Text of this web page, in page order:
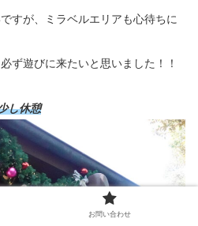
すが、ミラベルエリアも心待ちに
ず遊びに来たいと思いました！！
し休憩
お問い合わせ